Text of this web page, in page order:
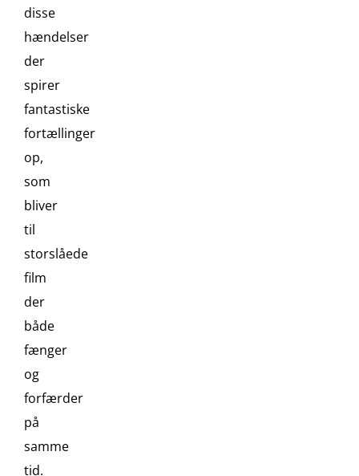
disse
hændelser
der
spirer
fantastiske
fortællinger
op,
som
bliver
til
storslåede
film
der
både
fænger
og
forfærder
på
samme
tid.